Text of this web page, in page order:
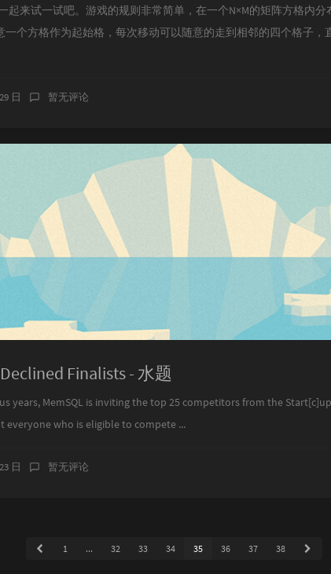
起来试一试吧。游戏的规则非常简单，在一个N×M的矩阵方格内
一个方格作为起始格，每次移动可以随意的走到相邻的四个格子
日 暂无评论
Finalists - 水题
years, MemSQL is inviting the top 25 competitors from the
who is eligible to compete ...
日 暂无评论
1 ... 32 33 34 35 36 37 38